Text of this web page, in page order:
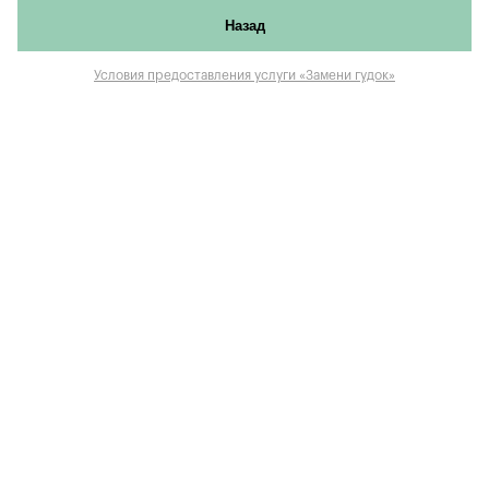
Назад
Условия предоставления услуги «Замени гудок»